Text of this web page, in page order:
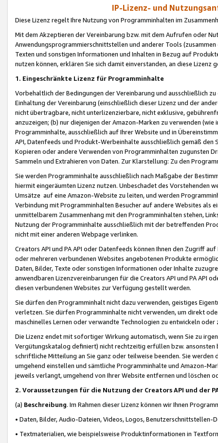
IP-Lizenz- und
Diese Lizenz regelt Ihre Nutzung von Programminhalten im
Mit dem Akzeptieren der Vereinbarung bzw. mit dem Aufrufen oder
Anwendungsprogrammierschnittstellen und anderer Tools (zusammen
Texten und sonstigen Informationen und Inhalten in Bezug auf
nutzen können, erklären Sie sich damit einverstanden, an diese Lizenz
1. Eingeschränkte Lizenz für Programminhalte
Vorbehaltlich der Bedingungen der Vereinbarung und ausschließlich
Einhaltung der Vereinbarung (einschließlich dieser Lizenz und der
nicht übertragbare, nicht unterlizenzierbare, nicht exklusive,
anzuzeigen; (b) nur diejenigen der Amazon-Marken zu verwenden
Programminhalte, ausschließlich auf Ihrer Website und in
API, Datenfeeds und Produkt-Werbeinhalte ausschließlich gemäß
Kopieren oder andere Verwenden von Programminhalten zugunsten
Sammeln und Extrahieren von Daten. Zur Klarstellung: Zu den
Sie werden Programminhalte ausschließlich nach Maßgabe der
hiermit eingeräumten Lizenz nutzen. Unbeschadet des Vorstehenden
Umsätze auf eine Amazon-Website zu leiten, und werden
Verbindung mit Programminhalten Besucher auf andere Websites als
unmittelbarem Zusammenhang mit den Programminhalten stehen,
Nutzung der Programminhalte ausschließlich mit der betreffenden
nicht mit einer anderen Webpage verlinken.
Creators API und PA API oder Datenfeeds können Ihnen den Zugriff
oder mehreren verbundenen Websites angebotenen Produkte
Daten, Bilder, Texte oder sonstigen Informationen oder Inhalte
anwendbaren Lizenzvereinbarungen für die Creators API und PA API
diesen verbundenen Websites zur Verfügung gestellt werden.
Sie dürfen den Programminhalt nicht dazu verwenden, geistiges
verletzen. Sie dürfen Programminhalte nicht verwenden, um direkt
maschinelles Lernen oder verwandte Technologien zu entwickeln
Die Lizenz endet mit sofortiger Wirkung automatisch, wenn Sie zu
Vergütungskatalog definiert) nicht rechtzeitig erfüllen bzw. ansonsten
schriftliche Mitteilung an Sie ganz oder teilweise beenden. Sie werden
umgehend einstellen und sämtliche Programminhalte und Amazon-
jeweils verlangt, umgehend von Ihrer Website entfernen und löschen
2. Voraussetzungen für die Nutzung der Creators API und der
(a) Beschreibung. Im Rahmen dieser Lizenz können wir Ihnen
• Daten, Bilder, Audio-Dateien, Videos, Logos, Benutzerschnittstellen-
• Textmaterialien, wie beispielsweise Produktinformationen in